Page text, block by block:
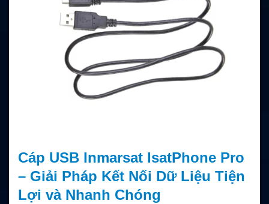
Cáp USB Inmarsat IsatPhone Pro
– Giải Pháp Kết Nối Dữ Liệu Tiện
Lợi và Nhanh Chóng